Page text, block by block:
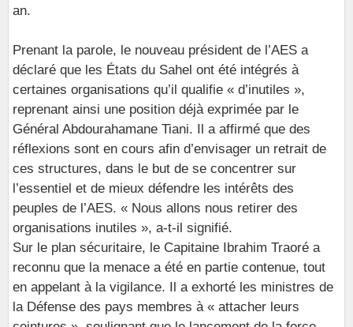
an.
Prenant la parole, le nouveau président de l’AES a
déclaré que les États du Sahel ont été intégrés à
certaines organisations qu’il qualifie « d’inutiles »,
reprenant ainsi une position déjà exprimée par le
Général Abdourahamane Tiani. Il a affirmé que des
réflexions sont en cours afin d’envisager un retrait de
ces structures, dans le but de se concentrer sur
l’essentiel et de mieux défendre les intérêts des
peuples de l’AES. « Nous allons nous retirer des
organisations inutiles », a-t-il signifié.
Sur le plan sécuritaire, le Capitaine Ibrahim Traoré a
reconnu que la menace a été en partie contenue, tout
en appelant à la vigilance. Il a exhorté les ministres de
la Défense des pays membres à « attacher leurs